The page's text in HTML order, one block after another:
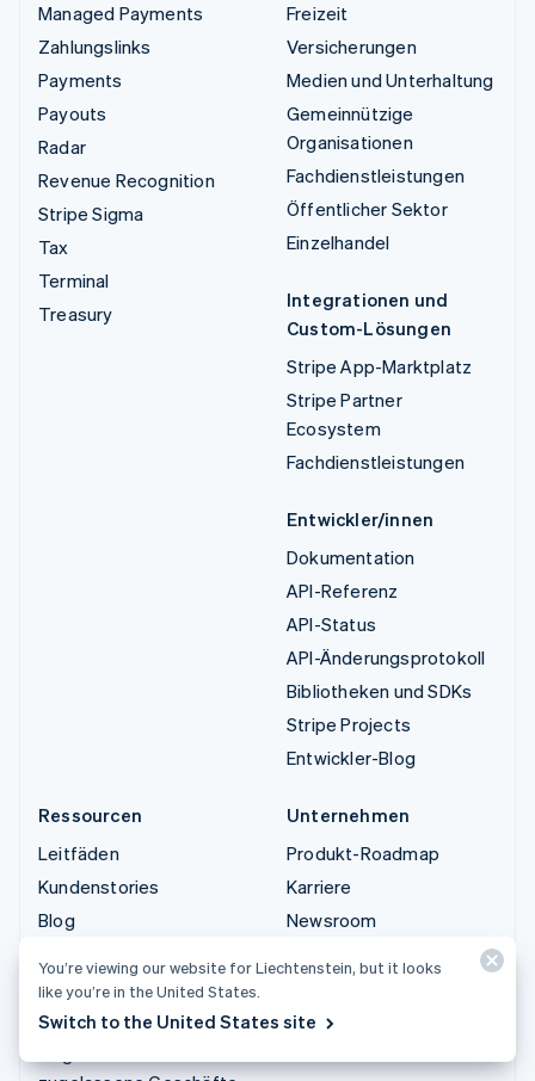
Managed Payments
Zahlungslinks
Payments
Payouts
Radar
Revenue Recognition
Stripe Sigma
Tax
Terminal
Treasury
Freizeit
Versicherungen
Medien und Unterhaltung
Gemeinnützige
Organisationen
Fachdienstleistungen
Öffentlicher Sektor
Einzelhandel
Integrationen und
Custom-Lösungen
Stripe App-Marktplatz
Stripe Partner
Ecosystem
Fachdienstleistungen
Entwickler/innen
Dokumentation
API-Referenz
API-Status
API-Änderungsprotokoll
Bibliotheken und SDKs
Stripe Projects
Entwickler-Blog
Ressourcen
Leitfäden
Kundenstories
Blog
Stripe Sessions
Datenschutz und AGB
Unternehmen
Produkt-Roadmap
Karriere
Newsroom
You’re viewing our website for Liechtenstein, but it looks
like you’re in the United States.
Switch to the United States site